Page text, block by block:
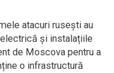
atacuri rusești au
și instalațiile
de Moscova pentru a
o infrastructură